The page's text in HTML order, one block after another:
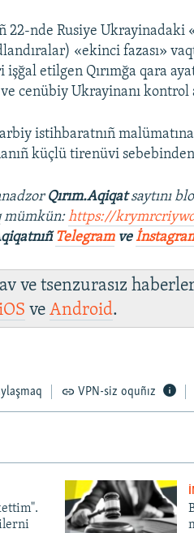
22-nde Rusiye Ukrayinadaki
«ekinci fazası»
etilgen Qırımğa qara
cenübiy Ukrayinanı
istihbaratnıñ
küçlü tirenüvi sebebinden
Qırım.Aqiqatsaytını
mümkün:https://
Telegramve
ve tsenzurasız
veAndroid.
VPN-siz oquñız